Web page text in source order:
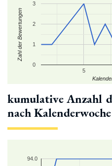
5
0
1
2
3
Zahl der Bewertungen
kumulative Anzahl
nach Kalenderwoche
94.0